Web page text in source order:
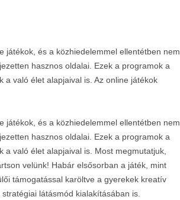
játékok, és a közhiedelemmel ellentétben nem
hasznos oldalai. Ezek a programok a
való élet alapjaival is. Az online játékok
játékok, és a közhiedelemmel ellentétben nem
hasznos oldalai. Ezek a programok a
való élet alapjaival is. Most megmutatjuk,
velünk! Habár elsősorban a játék, mint
támogatással karöltve a gyerekek kreatív
látásmód kialakításában is.